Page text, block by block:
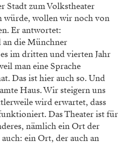
Stadt zum Volkstheater
würde, wollen wir noch von
Er antwortet:
die Münchner
im dritten und vierten Jahr
man eine Sprache
Das ist hier auch so. Und
Haus. Wir steigern uns
wird erwartet, dass
Das Theater ist für
nämlich ein Ort der
ein Ort, der auch an